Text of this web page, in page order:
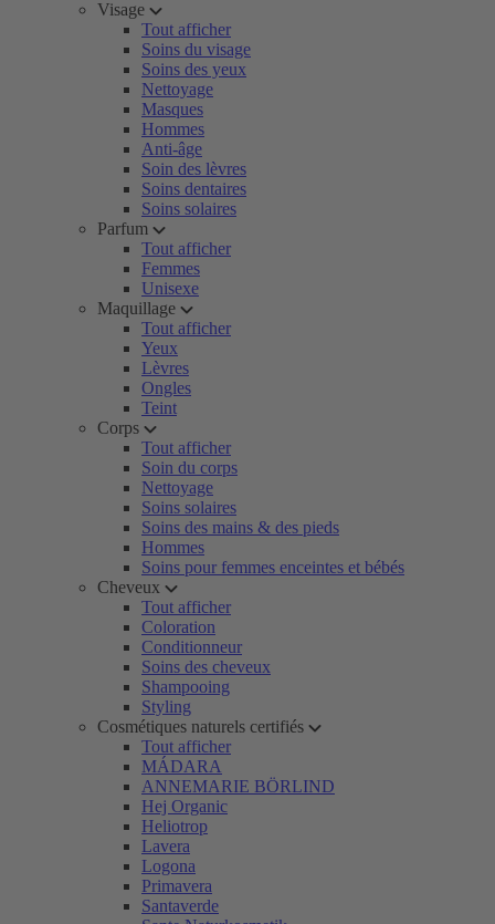
Visage
Tout afficher
Soins du visage
Soins des yeux
Nettoyage
Masques
Hommes
Anti-âge
Soin des lèvres
Soins dentaires
Soins solaires
Parfum
Tout afficher
Femmes
Unisexe
Maquillage
Tout afficher
Yeux
Lèvres
Ongles
Teint
Corps
Tout afficher
Soin du corps
Nettoyage
Soins solaires
Soins des mains & des pieds
Hommes
Soins pour femmes enceintes et bébés
Cheveux
Tout afficher
Coloration
Conditionneur
Soins des cheveux
Shampooing
Styling
Cosmétiques naturels certifiés
Tout afficher
MÁDARA
ANNEMARIE BÖRLIND
Hej Organic
Heliotrop
Lavera
Logona
Primavera
Santaverde